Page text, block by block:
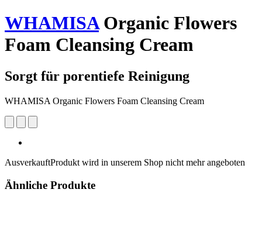
WHAMISAOrganic Flowers
Foam Cleansing Cream
Sorgt für porentiefe Reinigung
WHAMISA Organic Flowers Foam Cleansing Cream
AusverkauftProdukt wird in unserem Shop nicht mehr angeboten
Ähnliche Produkte